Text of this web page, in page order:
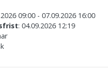
09:00 - 07.09.2026 16:00
: 04.09.2026 12:19